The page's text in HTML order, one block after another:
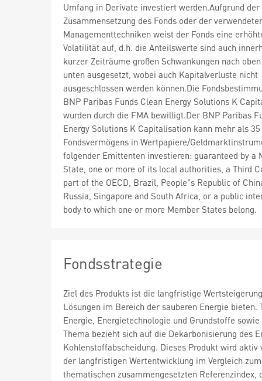
Umfang in Derivate investiert werden.Aufgrund der
Zusammensetzung des Fonds oder der
Managementtechniken weist der Fonds eine
Volatilität auf, d.h. die Anteilswerte sind auch
kurzer Zeiträume großen Schwankungen nach
unten ausgesetzt, wobei auch Kapitalverluste nicht
ausgeschlossen werden können.Die
BNP Paribas Funds Clean Energy Solutions K
wurden durch die FMA bewilligt.Der BNP Paribas
Energy Solutions K Capitalisation kann mehr als
Fondsvermögens in Wertpapiere/
folgender Emittenten investieren: guaranteed by a
State, one or more of its local authorities, a Third
part of the OECD, Brazil, People"s Republic of
Russia, Singapore and South Africa, or a public
body to which one or more Member States belong.
Fondsstrategie
Ziel des Produkts ist die langfristige
Lösungen im Bereich der sauberen Energie
Energie, Energietechnologie und Grundstoffe
Thema bezieht sich auf die Dekarbonisierung des
Kohlenstoffabscheidung. Dieses Produkt wird
der langfristigen Wertentwicklung im Vergleich
thematischen zusammengesetzten